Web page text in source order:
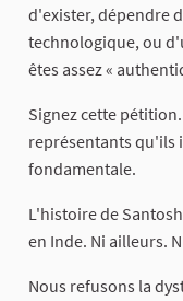
d'exister, dépendre
technologique, ou
êtes assez «
Signez cette
représentants qu'ils
fondamentale.
L'histoire de
en Inde. Ni ailleurs.
Nous refusons la